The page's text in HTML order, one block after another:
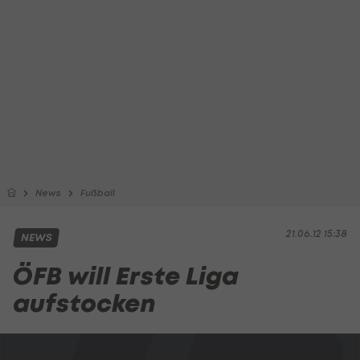
News Fußball
21.06.12 15:38
NEWS
ÖFB will Erste Liga
aufstocken